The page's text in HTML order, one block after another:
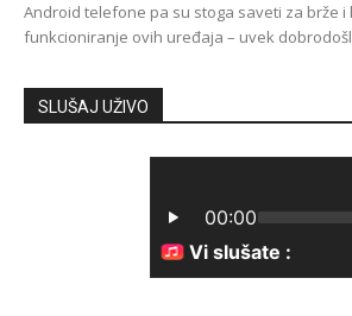
Android telefone pa su stoga saveti za brže i
funkcioniranje ovih uređaja – uvek
SLUŠAJ UŽIVO